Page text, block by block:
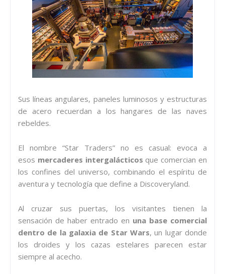
Sus líneas angulares, paneles luminosos y estructuras
de acero recuerdan a los hangares de las naves
rebeldes.
El nombre “Star Traders” no es casual: evoca a
esos mercaderes intergalácticos que comercian en
los confines del universo, combinando el espíritu de
aventura y tecnología que define a Discoveryland.
Al cruzar sus puertas, los visitantes tienen la
sensación de haber entrado en una base comercial
dentro de la galaxia de Star Wars, un lugar donde
los droides y los cazas estelares parecen estar
siempre al acecho.